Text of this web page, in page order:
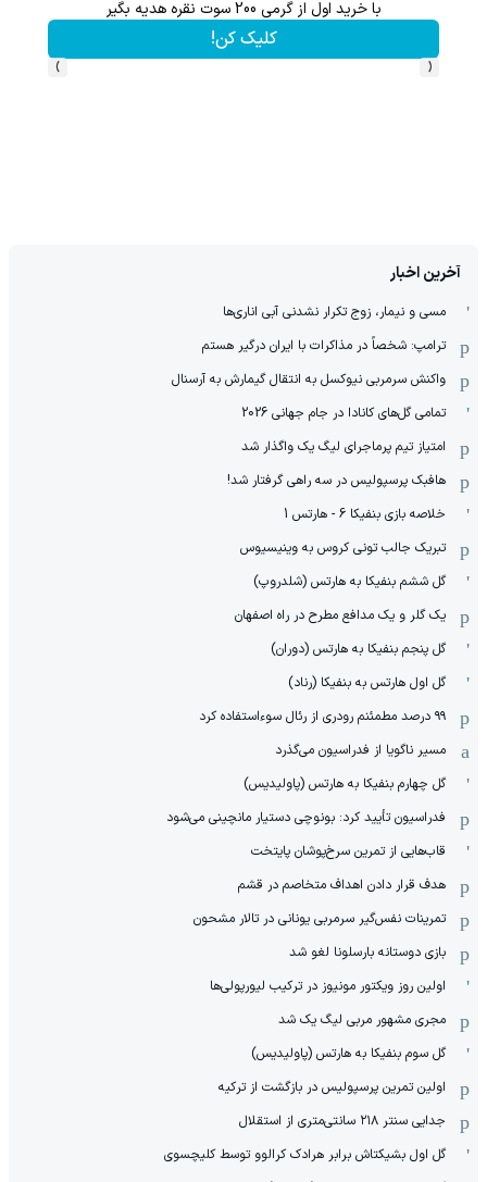
با خرید اول از گرمی 200 سوت نقره هدیه بگیر
کلیک کن!
‹
›
آخرین اخبار
مسی و نیمار، زوج تکرار نشدنی آبی اناری‌ها
ترامپ: شخصاً در مذاکرات با ایران درگیر هستم
واکنش سرمربی نیوکسل به انتقال گیمارش به آرسنال
تمامی گل‌های کانادا در جام جهانی 2026
امتیاز تیم پرماجرای لیگ یک واگذار شد
هافبک پرسپولیس در سه راهی گرفتار شد!
خلاصه بازی بنفیکا 6 - هارتس 1
تبریک جالب تونی کروس به وینیسیوس
گل ششم بنفیکا به هارتس (شلدروپ)
یک گلر و یک مدافع مطرح در راه اصفهان
گل پنجم بنفیکا به هارتس (دوران)
گل اول هارتس به بنفیکا (رناد)
۹۹ درصد مطمئنم رودری از رئال سوءاستفاده کرد
مسیر ناگویا از فدراسیون می‌گذرد
گل چهارم بنفیکا به هارتس (پاولیدیس)
فدراسیون تأیید کرد: بونوچی دستیار مانچینی می‌شود
قاب‌هایی از تمرین سرخ‌پوشان پایتخت
هدف قرار دادن اهداف متخاصم در قشم
‏تمرینات نفس‌گیر سرمربی یونانی در تالار مشحون
بازی دوستانه بارسلونا لغو شد
اولین روز ویکتور مونیوز در ترکیب لیورپولی‌ها
مجری مشهور مربی لیگ یک شد
گل سوم بنفیکا به هارتس (پاولیدیس)
اولین تمرین پرسپولیس در بازگشت از ترکیه
جدایی سنتر ۲۱۸ سانتی‌متری از استقلال
گل اول بشیکتاش برابر هرادک کرالوو توسط کلیچسوی